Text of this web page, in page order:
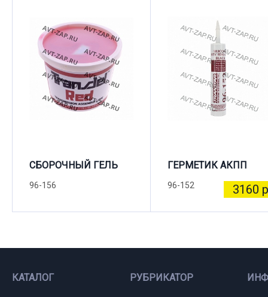
СБОРОЧНЫЙ ГЕЛЬ
96-156
ГЕРМЕТИК АКПП
96-152 3160
КАТАЛОГ РУБРИКАТОР